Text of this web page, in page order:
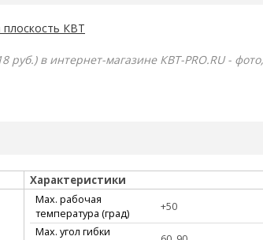
плоскость КВТ
в интернет-магазине КВТ-PRO.RU -
Характеристики
Max. рабочая
температура (град)
+50
Max. угол гибки